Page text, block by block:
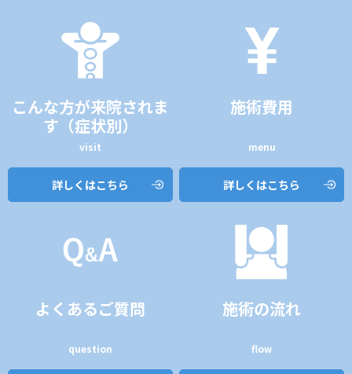
こんな方が来院されま
す（症状別）
visit
詳しくはこちら
施術費用
menu
詳しくはこちら
よくあるご質問
question
施術の流れ
flow